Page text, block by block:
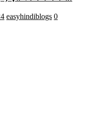
easyhindiblogs 0